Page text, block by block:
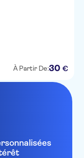
À Partir De:30 €